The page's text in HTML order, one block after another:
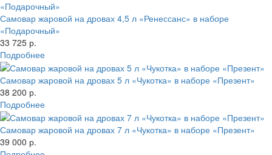
Самовар жаровой на дровах 4,5 л «Ренессанс» в наборе
«Подарочный»
33 725 р.
Подробнее
Самовар жаровой на дровах 5 л «Чукотка» в наборе «Презент»
38 200 р.
Подробнее
Самовар жаровой на дровах 7 л «Чукотка» в наборе «Презент»
39 000 р.